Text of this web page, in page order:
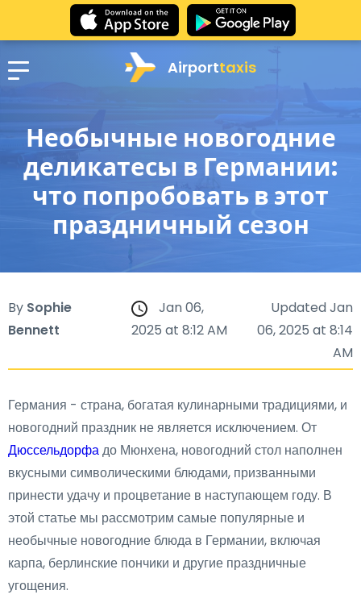
Airporttaxis
Необычные новогодние
деликатесы в Германии:
что попробовать в этот
праздничный сезон
By Sophie
Bennett
Jan 06,
2025 at 8:12 AM
Updated Jan
06, 2025 at 8:14
AM
Германия - страна, богатая кулинарными традициями, и
новогодний праздник не является исключением. От
Дюссельдорфадо Мюнхена, новогодний стол наполнен
вкусными символическими блюдами, призванными
принести удачу и процветание в наступающем году. В
этой статье мы рассмотрим самые популярные и
необычные новогодние блюда в Германии, включая
карпа, берлинские пончики и другие праздничные
угощения.